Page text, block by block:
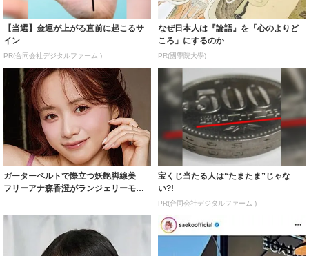
【当選】金運が上がる直前に起こるサ
イン
PR(合同会社デジタルファーム )
なぜ日本人は『論語』を「心のよりど
ころ」にするのか
PR(國學院大學)
ガーターベルトで際立つ妖艶脚線美
フリーアナ森香澄がランジェリーモデ
宝くじ当たる人は“たまたま”じゃな
い?!
PR(合同会社デジタルファーム )